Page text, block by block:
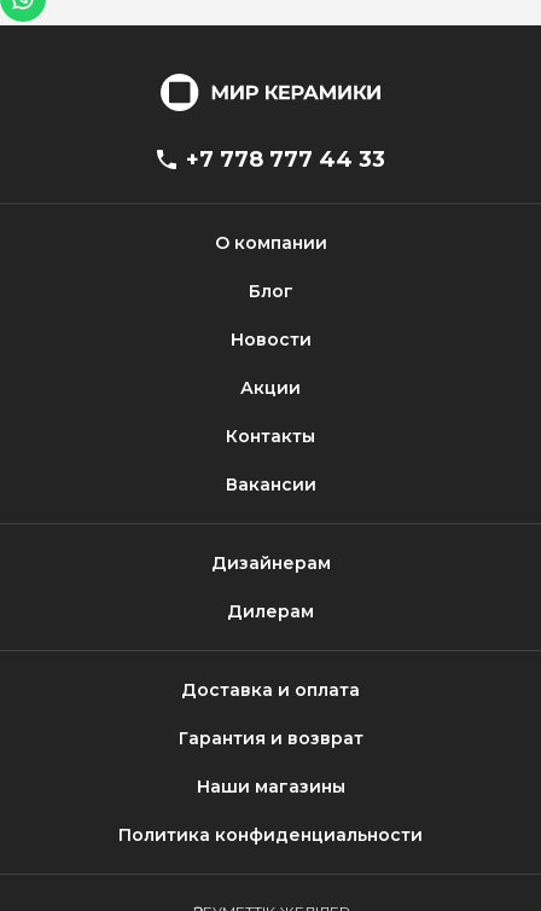
+7 778 777 44 33
О компании
Блог
Новости
Акции
Контакты
Вакансии
Дизайнерам
Дилерам
Доставка и оплата
Гарантия и возврат
Наши магазины
Политика конфиденциальности